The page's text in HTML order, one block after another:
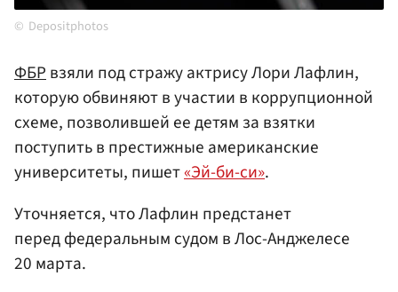
Depositphotos
ФБРвзяли под стражу актрису Лори Лафлин,
которую обвиняют в участии в коррупционной
схеме, позволившей ее детям за взятки
поступить в престижные американские
университеты, пишет«Эй-би-си».
Уточняется, что Лафлин предстанет
перед федеральным судом в Лос-Анджелесе
20 марта.